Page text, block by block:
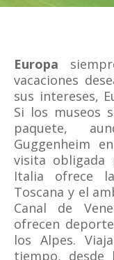
Europa
vacaciones
sus intereses,
Si los museos
paquete,
Guggenheim
visita obligada
Italia ofrece
Toscana y el
Canal de
ofrecen
los Alpes.
tiempo, desde